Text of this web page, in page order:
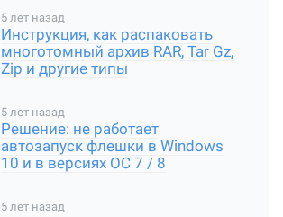
5 лет назад
Инструкция, как распаковать
многотомный архив RAR, Tar Gz,
Zip и другие типы
5 лет назад
Решение: не работает
автозапуск флешки в Windows
10 и в версиях ОС 7 / 8
5 лет назад